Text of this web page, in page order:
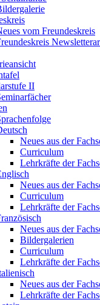
vom Freundeskreis
II
Neues aus der
Curriculum
Lehrkräfte der
Neues aus der
Curriculum
Lehrkräfte der
Neues aus der
Bildergalerien
Curriculum
Lehrkräfte der
Neues aus der
Lehrkräfte der